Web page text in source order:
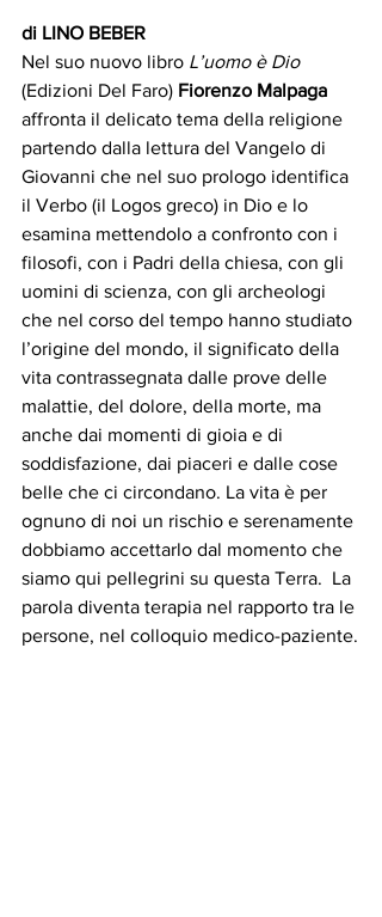
di LINO BEBER
Nel suo nuovo libro L’uomo è Dio
(Edizioni Del Faro) Fiorenzo Malpaga
affronta il delicato tema della religione
partendo dalla lettura del Vangelo di
Giovanni che nel suo prologo identifica
il Verbo (il Logos greco) in Dio e lo
esamina mettendolo a confronto con i
filosofi, con i Padri della chiesa, con gli
uomini di scienza, con gli archeologi
che nel corso del tempo hanno studiato
l’origine del mondo, il significato della
vita contrassegnata dalle prove delle
malattie, del dolore, della morte, ma
anche dai momenti di gioia e di
soddisfazione, dai piaceri e dalle cose
belle che ci circondano. La vita è per
ognuno di noi un rischio e serenamente
dobbiamo accettarlo dal momento che
siamo qui pellegrini su questa Terra.  La
parola diventa terapia nel rapporto tra le
persone, nel colloquio medico-paziente.